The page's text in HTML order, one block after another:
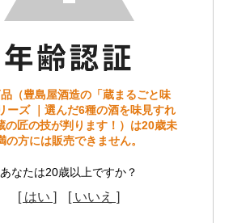
（豊島屋酒造の「蔵まるごと味
ーズ ｜選んだ6種の酒を味見すれ
の匠の技が判ります！）は20歳未
の方には販売できません。
あなたは20歳以上ですか？
[ はい ] [ いいえ ]